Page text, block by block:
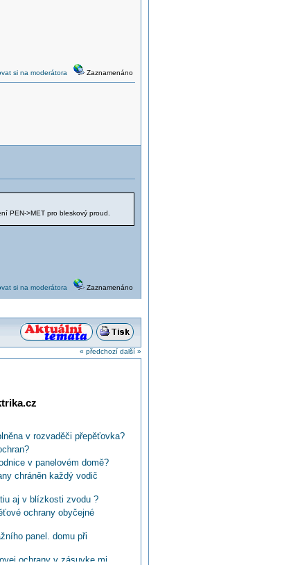
si na moderátora Zaznamenáno
PEN->MET pro bleskový proud.
si na moderátora Zaznamenáno
« předchozí další »
v rozvaděči přepěťovka?
v panelovém domě?
chráněn každý vodič
aj v blízkosti zvodu ?
ochrany obyčejné
panel. domu při
ochrany v zásuvke mi